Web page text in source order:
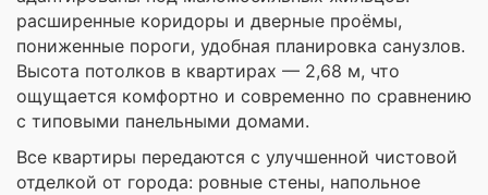
расширенные коридоры и дверные проёмы,
пониженные пороги, удобная планировка санузлов.
Высота потолков в квартирах — 2,68 м, что
ощущается комфортно и современно по сравнению
с типовыми панельными домами.
Все квартиры передаются с улучшенной чистовой
отделкой от города: ровные стены, напольное